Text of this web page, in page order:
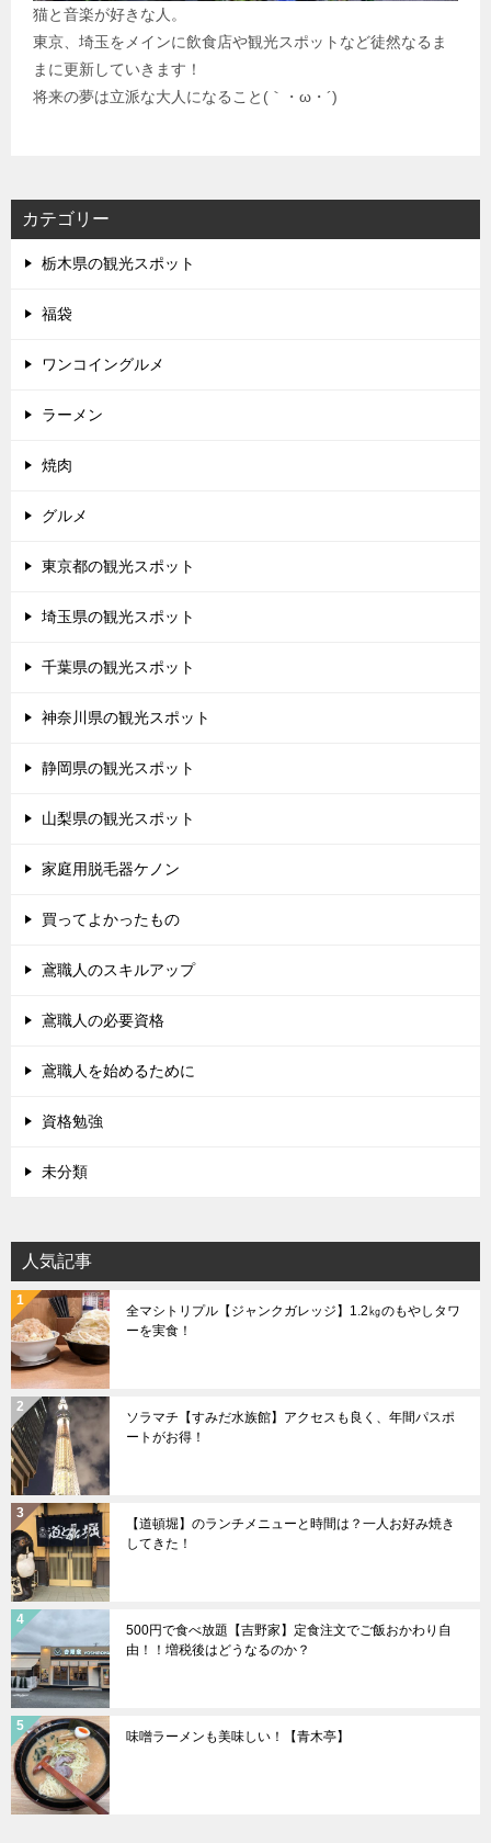
猫と音楽が好きな人。
東京、埼玉をメインに飲食店や観光スポットなど徒然なるま
まに更新していきます！
将来の夢は立派な大人になること(｀・ω・´)
カテゴリー
栃木県の観光スポット
福袋
ワンコイングルメ
ラーメン
焼肉
グルメ
東京都の観光スポット
埼玉県の観光スポット
千葉県の観光スポット
神奈川県の観光スポット
静岡県の観光スポット
山梨県の観光スポット
家庭用脱毛器ケノン
買ってよかったもの
鳶職人のスキルアップ
鳶職人の必要資格
鳶職人を始めるために
資格勉強
未分類
人気記事
全マシトリプル【ジャンクガレッジ】1.2㎏のもやしタワ
ーを実食！
ソラマチ【すみだ水族館】アクセスも良く、年間パスポ
ートがお得！
【道頓堀】のランチメニューと時間は？一人お好み焼き
してきた！
500円で食べ放題【吉野家】定食注文でご飯おかわり自
由！！増税後はどうなるのか？
味噌ラーメンも美味しい！【青木亭】